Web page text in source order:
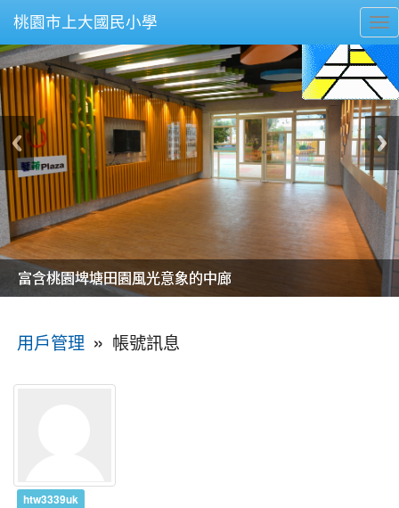
桃園市上大國民小學
美麗的操場是我們活力的來源
美麗的操場是我們活力的來源
煥然一新的小司令台
煥然一新的小司令台
富含桃園埤塘田園風光意象的中廊
富含桃園埤塘田園風光意象的中廊
嶄新的中庭廣場
嶄新的中庭廣場
水生池生生不息
水生池生生不息
用戶管理 » 帳號訊息
htw3339uk